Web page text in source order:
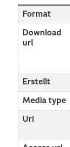
Format
Download
url
Erstellt
Media type
Uri